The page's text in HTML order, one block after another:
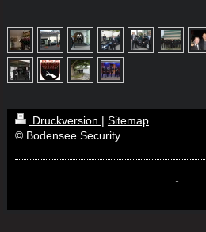
Druckversion | Sitemap
© Bodensee Security
↑